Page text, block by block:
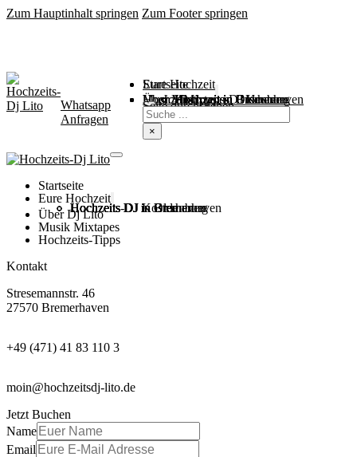
Zum Hauptinhalt springen Zum Footer springen
Startseite
Eure Hochzeit
Hochzeit in Bremen
Hochzeit in Bremerhaven
Hochzeit in Cuxhaven
Hochzeit in Oldenburg
Hochzeits-DJ Kosten
Über Mich
Music / Mixtapes
Hochzeitstipps
Seite durchsuchen
Suchen
×
Whatsapp
Anfragen
Startseite
Eure Hochzeit
Hochzeits DJ in Bremen
Hochzeits DJ in Bremerhaven
Hochzeits DJ in Cuxhaven
Hochzeits DJ in Oldenburg
Hochzeits-DJ Kosten
Über Dj Lito
Musik Mixtapes
Hochzeits-Tipps
Kontakt
Stresemannstr. 46
27570 Bremerhaven
+49 (471) 41 83 110 3
moin@hochzeitsdj-lito.de
Jetzt Buchen
Name
Email